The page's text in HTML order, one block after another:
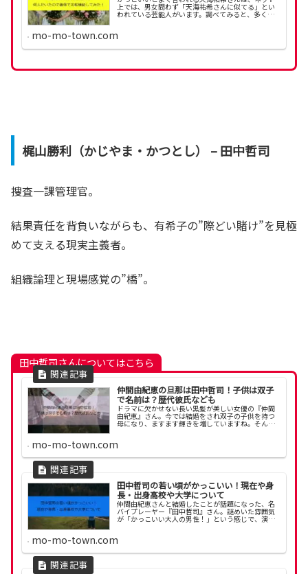
上では、男女問わず「天海祐希さんに似てる」とい
われている芸能人がいます。調べてみると、多くの
mo-mo-town.com
梶山勝利（かじやま・かつとし） – 田中哲司
捜査一課管理官。
結果責任を背負いながらも、有希子の”際どい賭け”を見極
めて支える現実主義者。
組織論理と現場感覚の”橋”。
田中哲司さんについてはこちら
仲間由紀恵の旦那は田中哲司！子供は双子
で名前は？歴代彼氏なども
ドラマに欠かせない長い黒髪が美しい女優の『仲間
由紀恵』さん。今では結婚をされ双子の子供を持つ
母になり、ますます輝きを増していますね。そんな
の結婚に至...
mo-mo-town.com
田中哲司の若い頃がかっこいい！現在や身
長・出身高校や大学について
仲間由紀恵さんと結婚したことが話題になった、名
バイプレーヤー『田中哲司』さん。謎めいた雰囲気
が「かっこいい大人の男性！」という感じで、演技
まで、身長...
mo-mo-town.com